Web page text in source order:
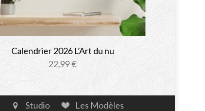
Calendrier 2026 L’Art du nu
22,99€
Studio
Les Modèles